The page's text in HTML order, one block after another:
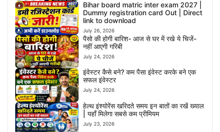
Bihar board matric inter exam 2027 |
Dummy registration card Out | Direct
link to download
July 26, 2026
पैसो की होगी बारिश- आज से घर में रखे ये चिजें-
नहीं आएगी गरिबी
July 24, 2026
इंवेस्टर कैसे बने? कम पैसा इंवेस्ट करके बने एक
सफल इंवेस्टर
July 24, 2026
हेल्थ इंश्योरेंस खरिदते समय इन बातों का रखें ख्याल
| यहाँ मिलेगा सबसे कम प्रीमियम
July 23, 2026